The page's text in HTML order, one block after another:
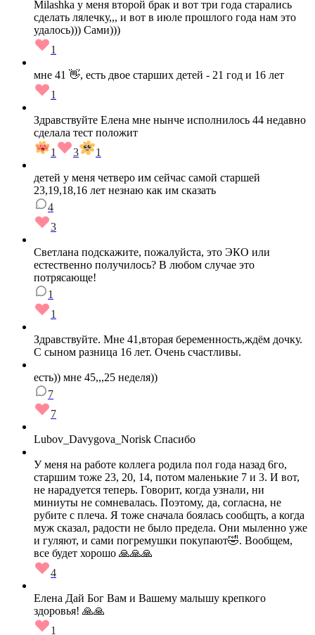
Milashka у меня второй брак и вот три года старались
сделать лялечку,,, и вот в июле прошлого года нам это
удалось))) Сами)))
1
мне 41 👋, есть двое старших детей - 21 год и 16 лет
1
Здравствуйте Елена мне нынче исполнилось 44 недавно
сделала тест положит
1
3 1
детей у меня четверо им сейчас самой старшей
23,19,18,16 лет незнаю как им сказать
4
3
Светлана подскажите, пожалуйста, это ЭКО или
естественно получилось? В любом случае это
потрясающе!
1
1
Здравствуйте. Мне 41,вторая беременность,ждём дочку.
С сыном разница 16 лет. Очень счастливы.
есть)) мне 45,,,25 неделя))
7
7
Lubov_Davygova_Norisk Спасибо
У меня на работе коллега родила пол года назад 6го,
старшим тоже 23, 20, 14, потом маленькие 7 и 3. И вот,
не нарадуется теперь. Говорит, когда узнали, ни
миниуты не сомневалась. Поэтому, да, согласна, не
рубите с плеча. Я тоже сначала боялась сообщть, а когда
муж сказал, радости не было предела. Они мыленно уже
и гуляют, и сами погремушки покупают🤣. Вообщем,
все будет хорошо 🙏🙏🙏
4
Елена Дай Бог Вам и Вашему малышу крепкого
здоровья! 🙏🙏
1